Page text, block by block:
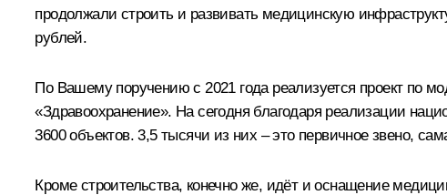
продолжали строить и развивать медицинскую
рублей.
По Вашему поручению с 2021 года реализуется проект по
«Здравоохранение». На сегодня благодаря реализации
3600 объектов. 3,5 тысячи из них – это первичное звено,
Кроме строительства, конечно же, идёт и оснащение